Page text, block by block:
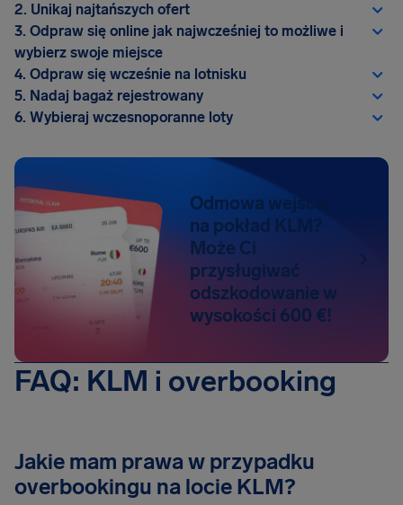
2. Unikaj najtańszych ofert
3. Odpraw się online jak najwcześniej to możliwe i
wybierz swoje miejsce
4. Odpraw się wcześnie na lotnisku
5. Nadaj bagaż rejestrowany
6. Wybieraj wczesnoporanne loty
Odmowa wejścia
na pokład KLM?
Może Ci
przysługiwać
odszkodowanie w
wysokości 600 €!
FAQ: KLM i overbooking
Jakie mam prawa w przypadku
overbookingu na locie KLM?